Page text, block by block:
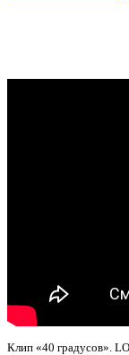
Клип «40 градусов».